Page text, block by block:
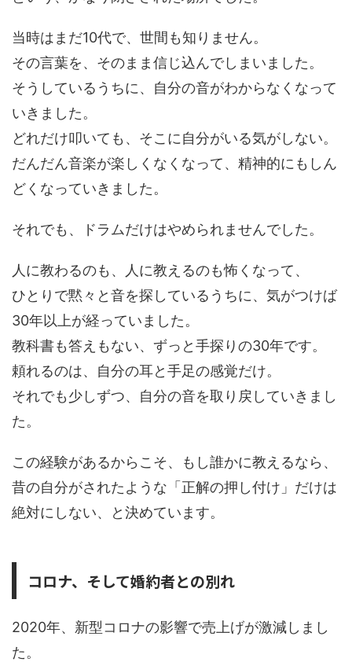
当時はまだ10代で、世間も知りません。
その言葉を、そのまま信じ込んでしまいました。
そうしているうちに、自分の音がわからなくなって
いきました。
どれだけ叩いても、そこに自分がいる気がしない。
だんだん音楽が楽しくなくなって、精神的にもしん
どくなっていきました。
それでも、ドラムだけはやめられませんでした。
人に教わるのも、人に教えるのも怖くなって、
ひとりで黙々と音を探しているうちに、気がつけば
30年以上が経っていました。
教科書も答えもない、ずっと手探りの30年です。
頼れるのは、自分の耳と手足の感覚だけ。
それでも少しずつ、自分の音を取り戻していきまし
た。
この経験があるからこそ、もし誰かに教えるなら、
昔の自分がされたような「正解の押し付け」だけは
絶対にしない、と決めています。
コロナ、そして婚約者との別れ
2020年、新型コロナの影響で売上げが激減しまし
た。